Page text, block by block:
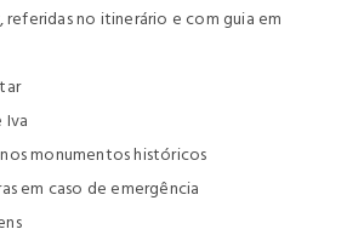
referidas no itinerário e com guia em
Iva
monumentos históricos
em caso de emergência